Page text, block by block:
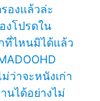
องแล้วล่ะ
งโปรดใน
ที่ไหนมิได้แล้ว
ว่าจะหนังเก่า
นได้อย่างไม่